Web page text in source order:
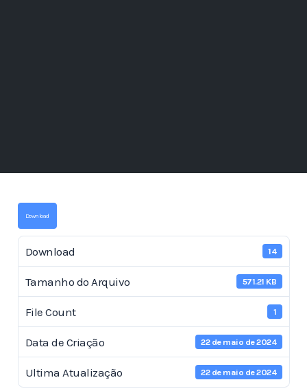
Download
Download 14
Tamanho do Arquivo 571.21 KB
File Count 1
Data de Criação 22 de maio de 2024
Ultima Atualização 22 de maio de 2024